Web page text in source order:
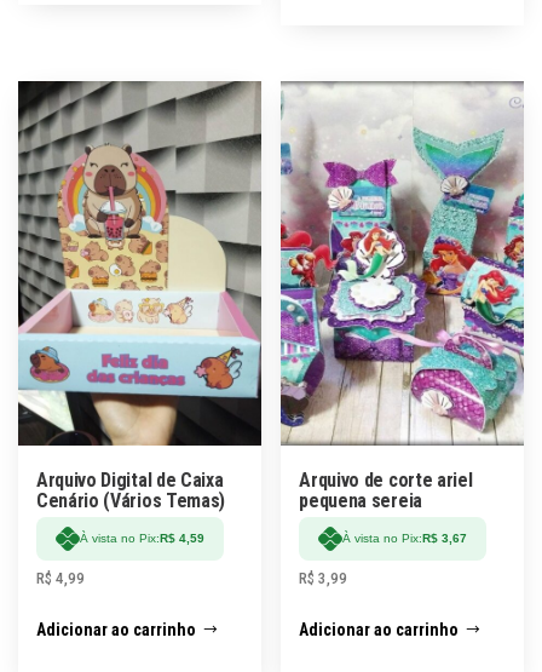
Arquivo Digital de Caixa
Cenário (Vários Temas)
À vista no Pix:R$ 4,59
R$ 4,99
Adicionar ao carrinho
Arquivo de corte ariel
pequena sereia
À vista no Pix:R$ 3,67
R$ 3,99
Adicionar ao carrinho